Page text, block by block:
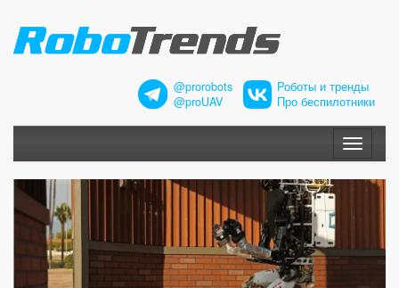
@prorobots
@proUAV
Роботы и тренды
Про беспилотники
Меню